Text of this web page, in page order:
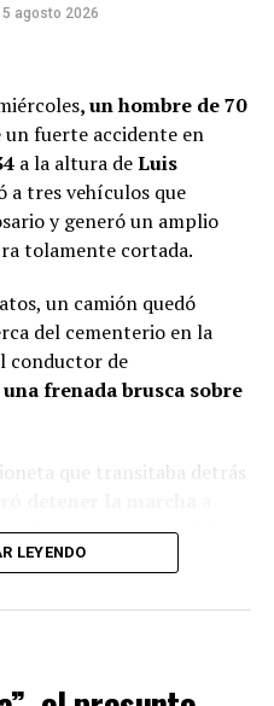
contexto de otro delito
las definiciones que brinda
cometidos en ocasión
consecuencia de otro
5 agosto 2026
, un hombre de 70
un fuerte accidente en
a la altura deLuis
a tres vehículos que
y generó un amplio
tolamente cortada.
un camión quedó
del cementerio en la
conductor de
frenada brusca sobre
que transitaba detrás
a la parte posterior del
un tercer vehículo
de gravedad.
del Chevrolet
de las personas
LEYENDO